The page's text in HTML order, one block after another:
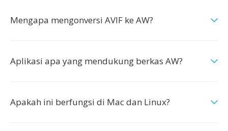
Mengapa mengonversi AVIF ke AW?
Aplikasi apa yang mendukung berkas AW?
Apakah ini berfungsi di Mac dan Linux?